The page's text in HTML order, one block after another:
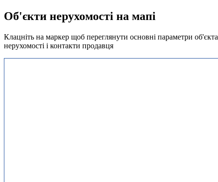
Об'єкти нерухомості на мапі
Клацніть на маркер щоб переглянути основні параметри об'єкта
нерухомості і контакти продавця